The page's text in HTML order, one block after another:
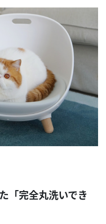
「完全丸洗いでき